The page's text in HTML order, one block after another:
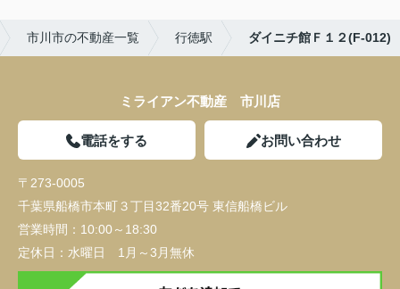
市川市の不動産一覧 行徳駅 ダイニチ館Ｆ１２(F-012)
ミライアン不動産 市川店
電話をする お問い合わせ
〒273-0005
千葉県船橋市本町３丁目32番20号 東信船橋ビル
営業時間： 10:00～18:30
定休日： 水曜日 1月～3月無休